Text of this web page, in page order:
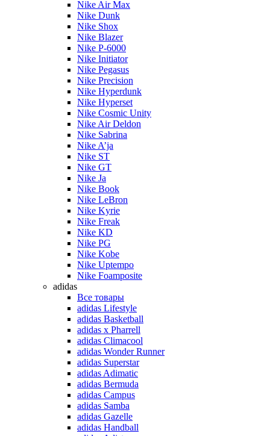
Nike Air Max
Nike Dunk
Nike Shox
Nike Blazer
Nike P-6000
Nike Initiator
Nike Pegasus
Nike Precision
Nike Hyperdunk
Nike Hyperset
Nike Cosmic Unity
Nike Air Deldon
Nike Sabrina
Nike A’ja
Nike ST
Nike GT
Nike Ja
Nike Book
Nike LeBron
Nike Kyrie
Nike Freak
Nike KD
Nike PG
Nike Kobe
Nike Uptempo
Nike Foamposite
adidas
Все товары
adidas Lifestyle
adidas Basketball
adidas x Pharrell
adidas Climacool
adidas Wonder Runner
adidas Superstar
adidas Adimatic
adidas Bermuda
adidas Campus
adidas Samba
adidas Gazelle
adidas Handball